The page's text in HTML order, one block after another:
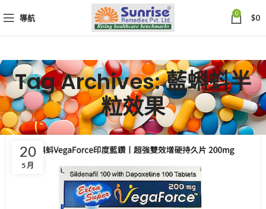
導航 0 $0
Tag Archives: 藍蝌蚪半
粒效果
20
5 月